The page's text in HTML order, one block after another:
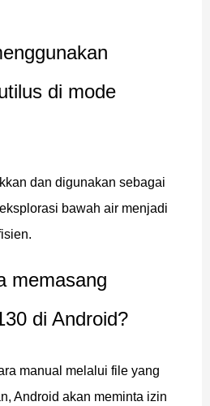
Mob ini bisa dijinakkan,
yang fokus pada
mob bermusuhan baru yang
di mode
dan digunakan sebagai
bawah air menjadi
memasang
di Android?
manual melalui file yang
Android akan meminta izin